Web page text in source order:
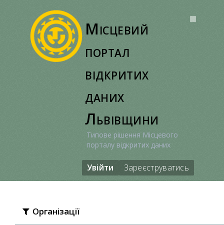
Місцевий
портал
відкритих
даних
Львівщини
Типове рішення Місцевого
порталу відкритих даних
Увійти Зареєструватись
Організації